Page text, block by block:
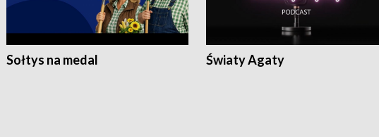
Sołtys na medal Światy Agaty